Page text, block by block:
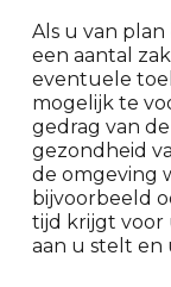
Als u van
een aantal
eventuele
mogelijk te
gedrag van
gezondheid
de omgeving
bijvoorbeeld
tijd krijgt voor
aan u stelt en